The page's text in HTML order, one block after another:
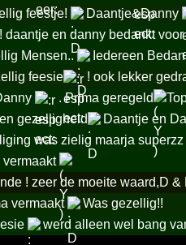
feestje! Daantje&Danny
daantje en danny bedankt
Mensen.. Iedereen
feesie ! ook lekker
. Prima geregeld
gezelligheid Daantje en
was zielig maarja superzz
vermaakt
! zeer de moeite waard,D &
vermaakt Was gezellig!!
werd alleen wel bang